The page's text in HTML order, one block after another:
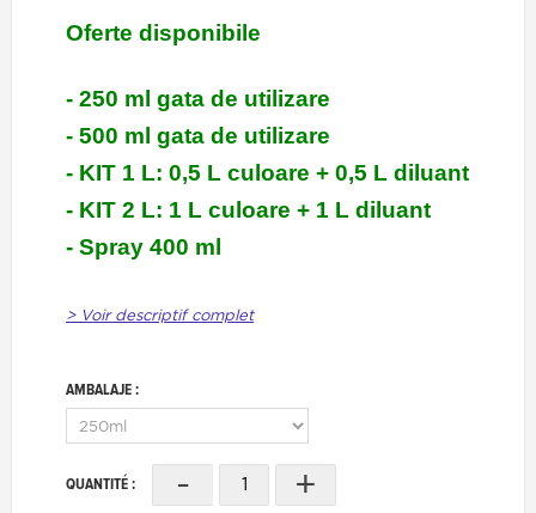
Oferte disponibile
- 250 ml gata de utilizare
- 500 ml gata de utilizare
- KIT 1 L: 0,5 L culoare + 0,5 L diluant
- KIT 2 L: 1 L culoare + 1 L diluant
- Spray 400 ml
> Voir descriptif complet
AMBALAJE :
QUANTITÉ : - +